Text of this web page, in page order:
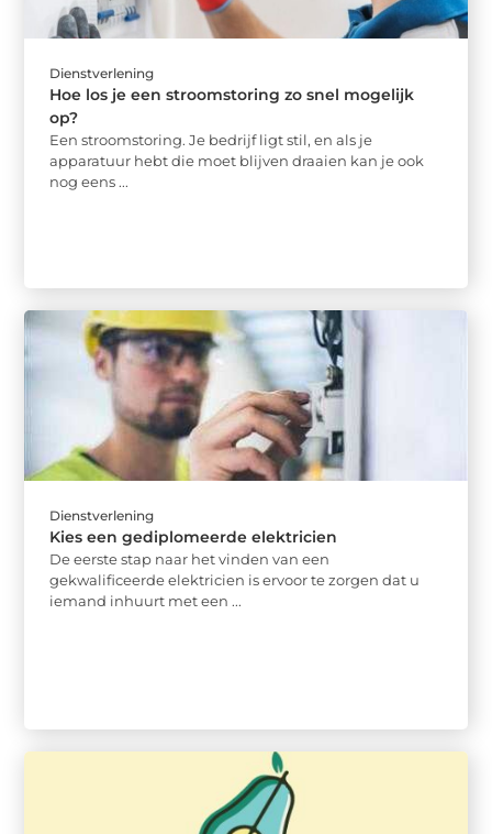
Dienstverlening
Hoe los je een stroomstoring zo snel mogelijk
op?
Een stroomstoring. Je bedrijf ligt stil, en als je
apparatuur hebt die moet blijven draaien kan je ook
nog eens ...
Dienstverlening
Kies een gediplomeerde elektricien
De eerste stap naar het vinden van een
gekwalificeerde elektricien is ervoor te zorgen dat u
iemand inhuurt met een ...